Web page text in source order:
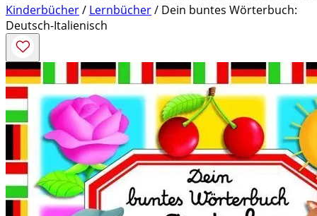
Kinderbücher/ Lernbücher/ Dein buntes Wörterbuch:
Deutsch-Italienisch